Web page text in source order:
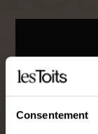
Consentement